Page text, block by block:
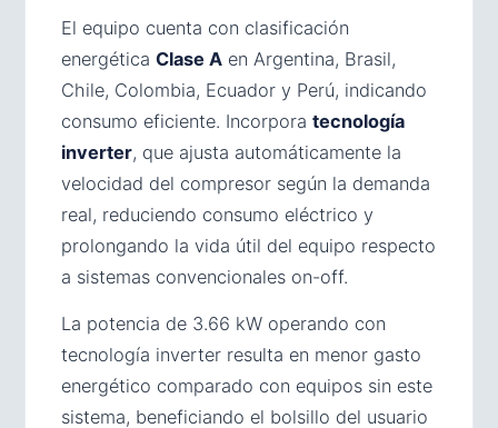
El equipo cuenta con clasificación
energética Clase A en Argentina, Brasil,
Chile, Colombia, Ecuador y Perú, indicando
consumo eficiente. Incorpora tecnología
inverter, que ajusta automáticamente la
velocidad del compresor según la demanda
real, reduciendo consumo eléctrico y
prolongando la vida útil del equipo respecto
a sistemas convencionales on-off.
La potencia de 3.66 kW operando con
tecnología inverter resulta en menor gasto
energético comparado con equipos sin este
sistema, beneficiando el bolsillo del usuario